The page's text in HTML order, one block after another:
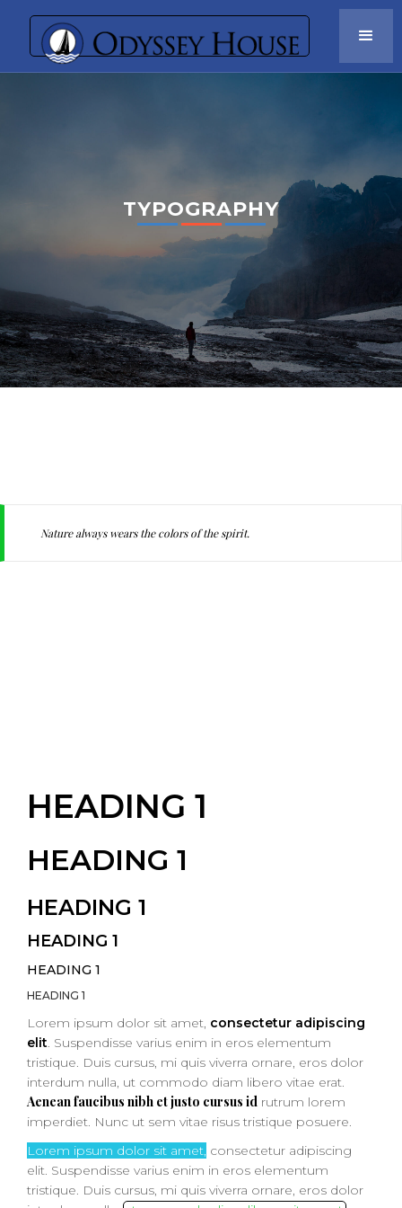
TYPOGRAPHY
Nature always wears the colors of the spirit.
HEADING 1
HEADING 1
HEADING 1
HEADING 1
HEADING 1
HEADING 1
Lorem ipsum dolor sit amet, consectetur adipiscing
elit. Suspendisse varius enim in eros elementum
tristique. Duis cursus, mi quis viverra ornare, eros dolor
interdum nulla, ut commodo diam libero vitae erat.
Aenean faucibus nibh et justo cursus id rutrum lorem
imperdiet. Nunc ut sem vitae risus tristique posuere.
Lorem ipsum dolor sit amet, consectetur adipiscing
elit. Suspendisse varius enim in eros elementum
tristique. Duis cursus, mi quis viverra ornare, eros dolor